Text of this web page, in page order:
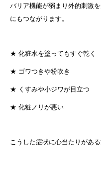
バリア機能が弱まり外的刺激
にもつながります。
★ 化粧水を塗ってもすぐ乾く
★ ゴワつきや粉吹き
★ くすみや小ジワが目立つ
★ 化粧ノリが悪い
こうした症状に心当たりがあ